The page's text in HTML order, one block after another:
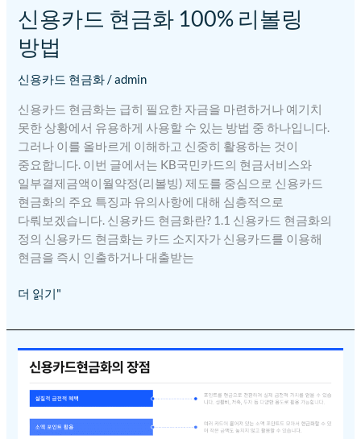
신용카드 현금화 100% 리볼링
방법
신용카드 현금화/admin
신용카드 현금화는 급히 필요한 자금을 마련하거나 예기치
못한 상황에서 유용하게 사용할 수 있는 방법 중 하나입니다.
그러나 이를 올바르게 이해하고 신중히 활용하는 것이
중요합니다. 이번 글에서는 KB국민카드의 현금서비스와
일부결제금액이월약정(리볼빙) 제도를 중심으로 신용카드
현금화의 주요 특징과 유의사항에 대해 심층적으로
다뤄보겠습니다. 신용카드 현금화란? 1.1 신용카드 현금화의
정의 신용카드 현금화는 카드 소지자가 신용카드를 이용해
현금을 즉시 인출하거나 대출받는
더 읽기"
최신
신용카드
한도를